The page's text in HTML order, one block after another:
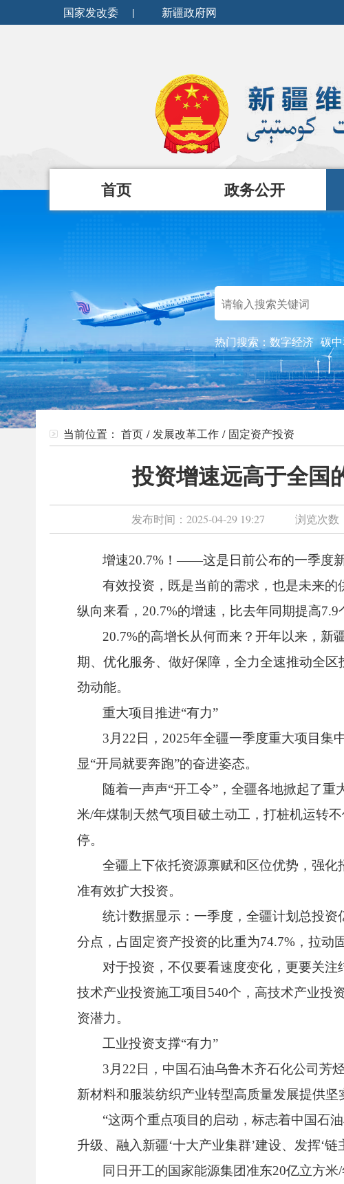
国家发改委 | 新疆政府网
首页 政务公开
热门搜索： 数字经济 碳
当前位置： 首页 / 发展改革工作 / 固定资产投资
投资增速远高于全
发布时间： 2025-04-29 19:27 浏览次数
增速20.7%！——这是日前公布的一季度
有效投资，既是当前的需求，也是未来
纵向来看，20.7%的增速，比去年同期提高
20.7%的高增长从何而来？开年以来，新
期、优化服务、做好保障，全力全速推动全
劲动能。
重大项目推进“有力”
3月22日，2025年全疆一季度重大项目集
显“开局就要奔跑”的奋进姿态。
随着一声声“开工令”，全疆各地掀起了
米/年煤制天然气项目破土动工，打桩机运转
停。
全疆上下依托资源禀赋和区位优势，强
准有效扩大投资。
统计数据显示：一季度，全疆计划总投
分点，占固定资产投资的比重为74.7%，拉动
对于投资，不仅要看速度变化，更要关
技术产业投资施工项目540个，高技术产业
资潜力。
工业投资支撑“有力”
3月22日，中国石油乌鲁木齐石化公司芳
新材料和服装纺织产业转型高质量发展提供坚
“这两个重点项目的启动，标志着中国石
升级、融入新疆‘十大产业集群’建设、发挥‘
同日开工的国家能源集团准东20亿立方